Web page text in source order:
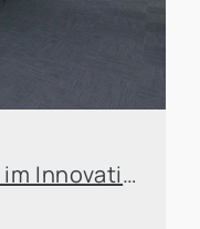
Attraktive Bürofläche im Innovationspark Leverkusen